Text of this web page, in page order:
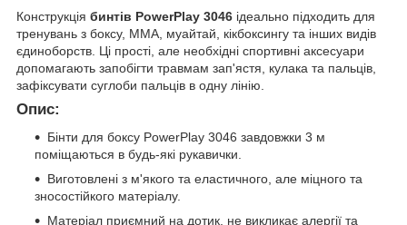
Конструкція бинтів PowerPlay 3046 ідеально підходить для
тренувань з боксу, ММА, муайтай, кікбоксингу та інших видів
єдиноборств. Ці прості, але необхідні спортивні аксесуари
допомагають запобігти травмам зап'ястя, кулака та пальців,
зафіксувати суглоби пальців в одну лінію.
Опис:
Бінти для боксу PowerPlay 3046 завдовжки 3 м
поміщаються в будь-які рукавички.
Виготовлені з м'якого та еластичного, але міцного та
зносостійкого матеріалу.
Матеріал приємний на дотик, не викликає алергії та